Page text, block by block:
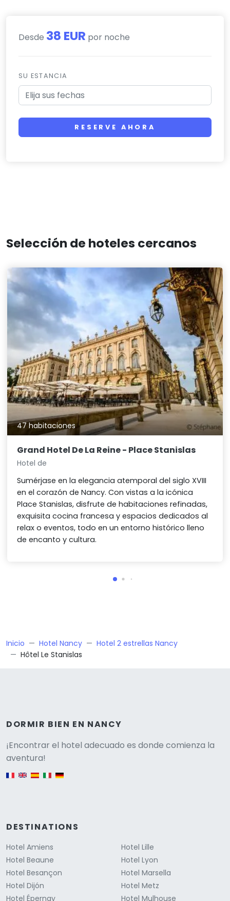
Desde 38 EUR por noche
SU ESTANCIA
RESERVE AHORA
Selección de hoteles cercanos
47 habitaciones
Grand Hotel De La Reine - Place Stanislas
Hotel de
Sumérjase en la elegancia atemporal del siglo XVIII
en el corazón de Nancy. Con vistas a la icónica
Place Stanislas, disfrute de habitaciones refinadas,
exquisita cocina francesa y espacios dedicados al
relax o eventos, todo en un entorno histórico lleno
de encanto y cultura.
Inicio Hotel Nancy
Hotel 2 estrellas Nancy
Hôtel Le Stanislas
DORMIR BIEN EN NANCY
¡Encontrar el hotel adecuado es donde comienza la
aventura!
English version
DESTINATIONS
Hotel Amiens
Hotel Beaune
Hotel Besançon
Hotel Dijón
Hotel Épernay
Hotel Lille
Hotel Lyon
Hotel Marsella
Hotel Metz
Hotel Mulhouse